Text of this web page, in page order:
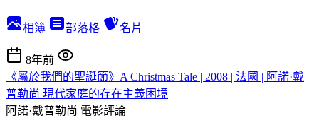
相簿 部落格 名片
8年前
《屬於我們的聖誕節》A Christmas Tale | 2008 | 法國 | 阿諾·戴
普勒尚 現代家庭的存在主義困境
阿諾·戴普勒尚 電影評論